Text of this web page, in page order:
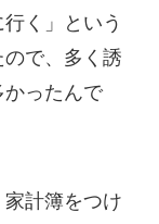
く」という
で、多く誘
ったんで
計簿をつけ